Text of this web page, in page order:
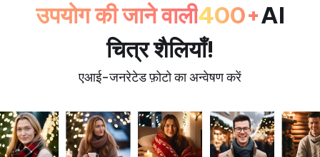
उपयोग की जाने वाली400+AI
चित्र शैलियाँ!
एआई-जनरेटेड फ़ोटो का अन्वेषण करें